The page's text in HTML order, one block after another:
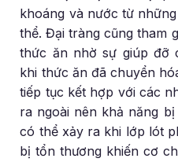
khoáng và nước từ
thể. Đại tràng cũng tham
thức ăn nhờ sự giúp đỡ
khi thức ăn đã chuyển
tiếp tục kết hợp với các
ra ngoài nên khả năng
có thể xảy ra khi lớp lót
bị tổn thương khiến cơ